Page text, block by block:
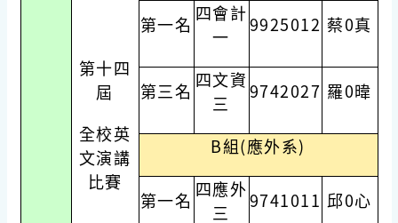
第十四
屆
全校英
文演講
比賽
第一名 四會計
一
9925012 蔡0真
第三名 四文資
三
9742027 羅0暐
B組(應外系)
第一名 四應外
三
9741011 邱0心